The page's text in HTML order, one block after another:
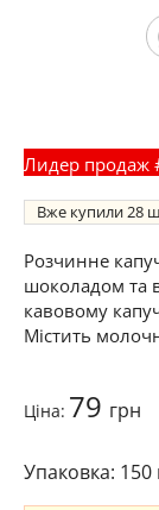
Лидер продаж
Вже купили28
Розчинне
шоколадом та
кавовому
Містить
Ціна: 79 грн
150